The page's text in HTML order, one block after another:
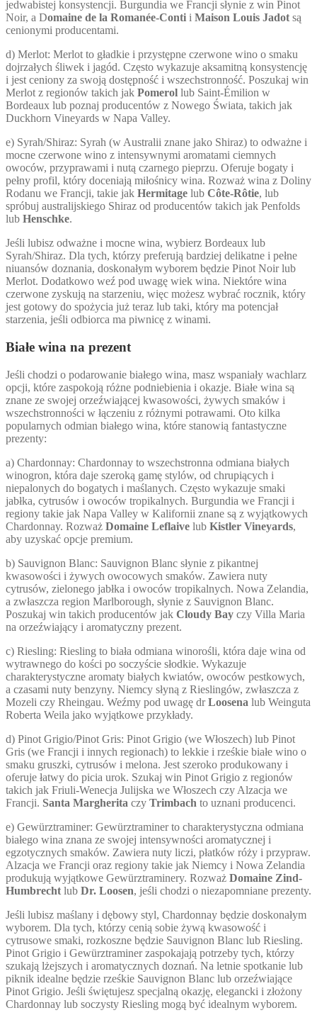
jedwabistej konsystencji. Burgundia we Francji słynie z win Pinot
Noir, a Domaine de la Romanée-Conti i Maison Louis Jadot są
cenionymi producentami.
d) Merlot: Merlot to gładkie i przystępne czerwone wino o smaku
dojrzałych śliwek i jagód. Często wykazuje aksamitną konsystencję
i jest ceniony za swoją dostępność i wszechstronność. Poszukaj win
Merlot z regionów takich jak Pomerol lub Saint-Émilion w
Bordeaux lub poznaj producentów z Nowego Świata, takich jak
Duckhorn Vineyards w Napa Valley.
e) Syrah/Shiraz: Syrah (w Australii znane jako Shiraz) to odważne i
mocne czerwone wino z intensywnymi aromatami ciemnych
owoców, przyprawami i nutą czarnego pieprzu. Oferuje bogaty i
pełny profil, który doceniają miłośnicy wina. Rozważ wina z Doliny
Rodanu we Francji, takie jak Hermitage lub Côte-Rôtie, lub
spróbuj australijskiego Shiraz od producentów takich jak Penfolds
lub Henschke.
Jeśli lubisz odważne i mocne wina, wybierz Bordeaux lub
Syrah/Shiraz. Dla tych, którzy preferują bardziej delikatne i pełne
niuansów doznania, doskonałym wyborem będzie Pinot Noir lub
Merlot. Dodatkowo weź pod uwagę wiek wina. Niektóre wina
czerwone zyskują na starzeniu, więc możesz wybrać rocznik, który
jest gotowy do spożycia już teraz lub taki, który ma potencjał
starzenia, jeśli odbiorca ma piwnicę z winami.
Białe wina na prezent
Jeśli chodzi o podarowanie białego wina, masz wspaniały wachlarz
opcji, które zaspokoją różne podniebienia i okazje. Białe wina są
znane ze swojej orzeźwiającej kwasowości, żywych smaków i
wszechstronności w łączeniu z różnymi potrawami. Oto kilka
popularnych odmian białego wina, które stanowią fantastyczne
prezenty:
a) Chardonnay: Chardonnay to wszechstronna odmiana białych
winogron, która daje szeroką gamę stylów, od chrupiących i
niepalonych do bogatych i maślanych. Często wykazuje smaki
jabłka, cytrusów i owoców tropikalnych. Burgundia we Francji i
regiony takie jak Napa Valley w Kalifornii znane są z wyjątkowych
Chardonnay. Rozważ Domaine Leflaive lub Kistler Vineyards,
aby uzyskać opcje premium.
b) Sauvignon Blanc: Sauvignon Blanc słynie z pikantnej
kwasowości i żywych owocowych smaków. Zawiera nuty
cytrusów, zielonego jabłka i owoców tropikalnych. Nowa Zelandia,
a zwłaszcza region Marlborough, słynie z Sauvignon Blanc.
Poszukaj win takich producentów jak Cloudy Bay czy Villa Maria
na orzeźwiający i aromatyczny prezent.
c) Riesling: Riesling to biała odmiana winorośli, która daje wina od
wytrawnego do kości po soczyście słodkie. Wykazuje
charakterystyczne aromaty białych kwiatów, owoców pestkowych,
a czasami nuty benzyny. Niemcy słyną z Rieslingów, zwłaszcza z
Mozeli czy Rheingau. Weźmy pod uwagę drLoosena lub Weinguta
Roberta Weila jako wyjątkowe przykłady.
d) Pinot Grigio/Pinot Gris: Pinot Grigio (we Włoszech) lub Pinot
Gris (we Francji i innych regionach) to lekkie i rześkie białe wino o
smaku gruszki, cytrusów i melona. Jest szeroko produkowany i
oferuje łatwy do picia urok. Szukaj win Pinot Grigio z regionów
takich jak Friuli-Wenecja Julijska we Włoszech czy Alzacja we
Francji. Santa Margherita czy Trimbach to uznani producenci.
e) Gewürztraminer: Gewürztraminer to charakterystyczna odmiana
białego wina znana ze swojej intensywności aromatycznej i
egzotycznych smaków. Zawiera nuty liczi, płatków róży i przypraw.
Alzacja we Francji oraz regiony takie jak Niemcy i Nowa Zelandia
produkują wyjątkowe Gewürztraminery. Rozważ Domaine Zind-
Humbrecht lub Dr. Loosen, jeśli chodzi o niezapomniane prezenty.
Jeśli lubisz maślany i dębowy styl, Chardonnay będzie doskonałym
wyborem. Dla tych, którzy cenią sobie żywą kwasowość i
cytrusowe smaki, rozkoszne będzie Sauvignon Blanc lub Riesling.
Pinot Grigio i Gewürztraminer zaspokajają potrzeby tych, którzy
szukają lżejszych i aromatycznych doznań. Na letnie spotkanie lub
piknik idealne będzie rześkie Sauvignon Blanc lub orzeźwiające
Pinot Grigio. Jeśli świętujesz specjalną okazję, elegancki i złożony
Chardonnay lub soczysty Riesling mogą być idealnym wyborem.